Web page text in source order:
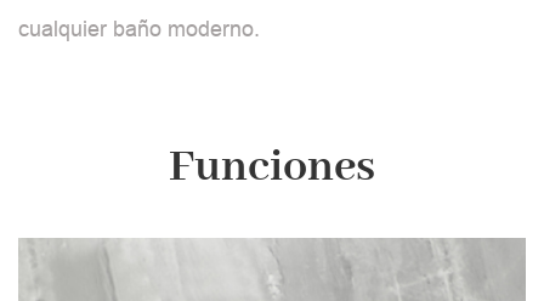
cualquier baño moderno.
Funciones